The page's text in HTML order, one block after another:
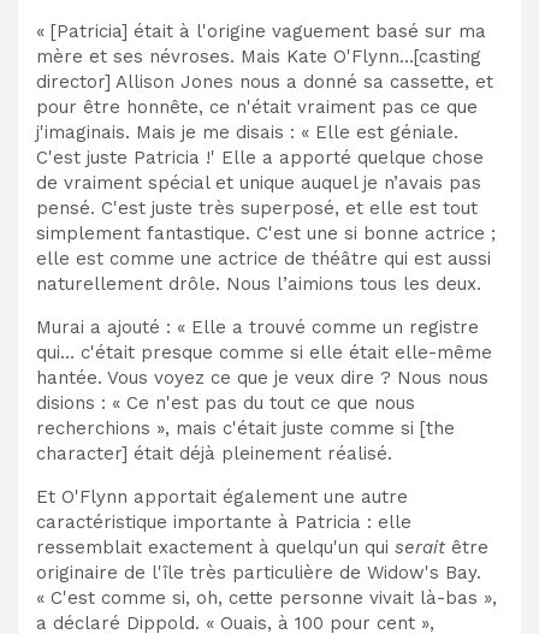
« [Patricia] était à l'origine vaguement basé sur ma
mère et ses névroses. Mais Kate O'Flynn…[casting
director] Allison Jones nous a donné sa cassette, et
pour être honnête, ce n'était vraiment pas ce que
j'imaginais. Mais je me disais : « Elle est géniale.
C'est juste Patricia !' Elle a apporté quelque chose
de vraiment spécial et unique auquel je n’avais pas
pensé. C'est juste très superposé, et elle est tout
simplement fantastique. C'est une si bonne actrice ;
elle est comme une actrice de théâtre qui est aussi
naturellement drôle. Nous l’aimions tous les deux.
Murai a ajouté : « Elle a trouvé comme un registre
qui… c'était presque comme si elle était elle-même
hantée. Vous voyez ce que je veux dire ? Nous nous
disions : « Ce n'est pas du tout ce que nous
recherchions », mais c'était juste comme si [the
character] était déjà pleinement réalisé.
Et O'Flynn apportait également une autre
caractéristique importante à Patricia : elle
ressemblait exactement à quelqu'un qui seraitêtre
originaire de l'île très particulière de Widow's Bay.
« C'est comme si, oh, cette personne vivait là-bas »,
a déclaré Dippold. « Ouais, à 100 pour cent »,